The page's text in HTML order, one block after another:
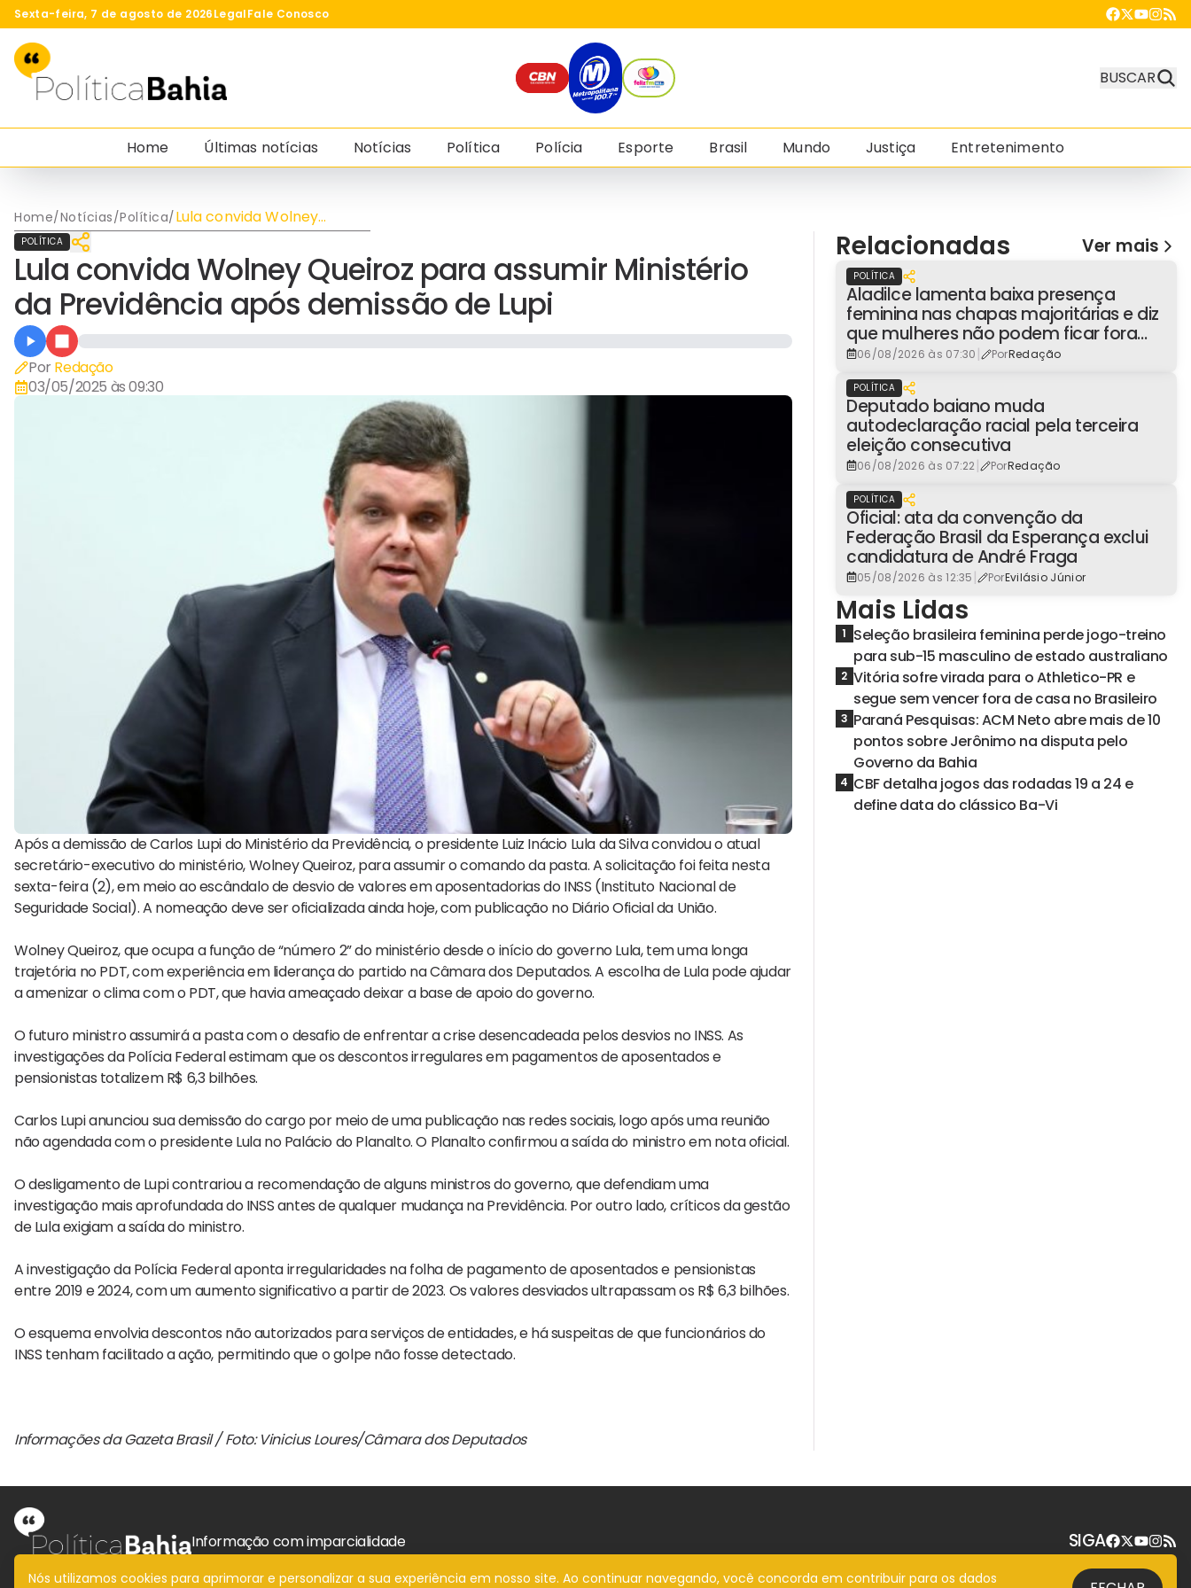
Sexta-feira, 7 de agosto de 2026LegalFale Conosco
BUSCAR
Home Últimas notícias Notícias Política Polícia Esporte Brasil Mundo Justiça Entretenimento
Home/Notícias/Política/Lula convida Wolney
Queiroz para assumir
após demissão de Lupi
POLÍTICA
Lula convida Wolney Queiroz para assumir Ministério
da Previdência após demissão de Lupi
Por Redação
03/05/2025 às 09:30
Após a demissão de Carlos Lupi do Ministério da Previdência, o presidente Luiz Inácio Lula da Silva convidou o atual
secretário-executivo do ministério, Wolney Queiroz, para assumir o comando da pasta. A solicitação foi feita nesta
sexta-feira (2), em meio ao escândalo de desvio de valores em aposentadorias do INSS (Instituto Nacional de
Seguridade Social). A nomeação deve ser oficializada ainda hoje, com publicação no Diário Oficial da União.
Wolney Queiroz, que ocupa a função de “número 2” do ministério desde o início do governo Lula, tem uma longa
trajetória no PDT, com experiência em liderança do partido na Câmara dos Deputados. A escolha de Lula pode ajudar
a amenizar o clima com o PDT, que havia ameaçado deixar a base de apoio do governo.
O futuro ministro assumirá a pasta com o desafio de enfrentar a crise desencadeada pelos desvios no INSS. As
investigações da Polícia Federal estimam que os descontos irregulares em pagamentos de aposentados e
pensionistas totalizem R$ 6,3 bilhões.
Carlos Lupi anunciou sua demissão do cargo por meio de uma publicação nas redes sociais, logo após uma reunião
não agendada com o presidente Lula no Palácio do Planalto. O Planalto confirmou a saída do ministro em nota oficial.
O desligamento de Lupi contrariou a recomendação de alguns ministros do governo, que defendiam uma
investigação mais aprofundada do INSS antes de qualquer mudança na Previdência. Por outro lado, críticos da gestão
de Lula exigiam a saída do ministro.
A investigação da Polícia Federal aponta irregularidades na folha de pagamento de aposentados e pensionistas
entre 2019 e 2024, com um aumento significativo a partir de 2023. Os valores desviados ultrapassam os R$ 6,3 bilhões.
O esquema envolvia descontos não autorizados para serviços de entidades, e há suspeitas de que funcionários do
INSS tenham facilitado a ação, permitindo que o golpe não fosse detectado.
Informações da Gazeta Brasil / Foto: Vinicius Loures/Câmara dos Deputados
Relacionadas Ver mais
POLÍTICA
Aladilce lamenta baixa presença
feminina nas chapas majoritárias e diz
que mulheres não podem ficar fora
dos espaços de poder
06/08/2026 às 07:30 | PorRedação
POLÍTICA
Deputado baiano muda
autodeclaração racial pela terceira
eleição consecutiva
06/08/2026 às 07:22| PorRedação
POLÍTICA
Oficial: ata da convenção da
Federação Brasil da Esperança exclui
candidatura de André Fraga
05/08/2026 às 12:35 | PorEvilásio Júnior
Mais Lidas
1 Seleção brasileira feminina perde jogo-treino
para sub-15 masculino de estado australiano
2 Vitória sofre virada para o Athletico-PR e
segue sem vencer fora de casa no Brasileiro
3 Paraná Pesquisas: ACM Neto abre mais de 10
pontos sobre Jerônimo na disputa pelo
Governo da Bahia
4 CBF detalha jogos das rodadas 19 a 24 e
define data do clássico Ba-Vi
Informação com imparcialidade SIGA
Nós utilizamos cookies para aprimorar e personalizar a sua experiência em nosso site. Ao continuar navegando, você concorda em contribuir para os dados